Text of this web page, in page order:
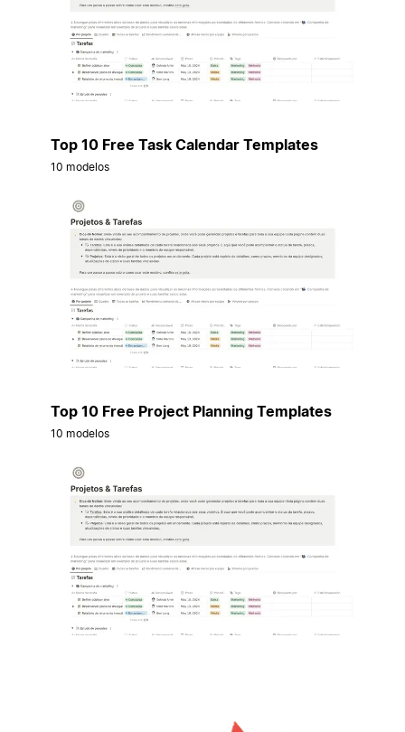
Top 10 Free Task Calendar Templates
10 modelos
Top 10 Free Project Planning Templates
10 modelos